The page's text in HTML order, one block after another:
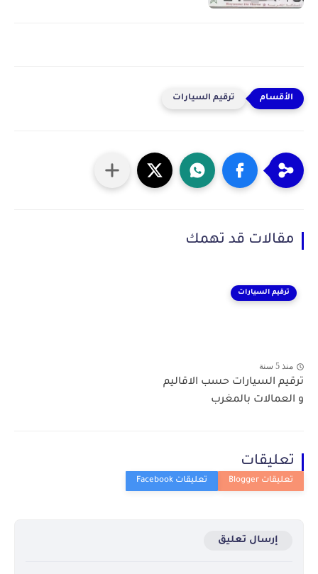
ترقيم السيارات
مقالات قد تهمك
ترقيم السيارات
منذ 5 سنة
ترقيم السيارات حسب الاقاليم
و العمالات بالمغرب
تعليقات
إرسال تعليق